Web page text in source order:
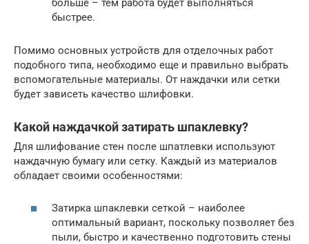
больше – тем работа будет выполняться
быстрее.
Помимо основных устройств для отделочных работ
подобного типа, необходимо еще и правильно выбрать
вспомогательные материалы. От наждачки или сетки
будет зависеть качество шлифовки.
Какой наждачкой затирать шпаклевку?
Для шлифование стен после шпатлевки используют
наждачную бумагу или сетку. Каждый из материалов
обладает своими особенностями:
Затирка шпаклевки сеткой – наиболее
оптимальный вариант, поскольку позволяет без
пыли, быстро и качественно подготовить стены